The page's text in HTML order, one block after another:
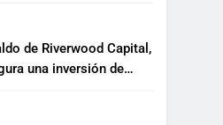
de Riverwood Capital,
una inversión de